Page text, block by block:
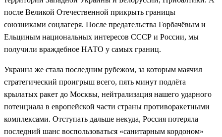
после Великой Отечественной прикрыть границы
союзниками соцлагеря. После предательства Горбачёвым и
Ельциным национальных интересов СССР и России, мы
получили враждебное НАТО у самых границ.
Украина же стала последним рубежом, за которым маячил
стратегический проигрыш всего, пять минут подлёта
крылатых ракет до Москвы, нейтрализация нашего ударного
потенциала в европейской части страны противоракетными
комплексами. Отступать дальше некуда, Россия потеряла
последний шанс воспользоваться «санитарным кордоном»